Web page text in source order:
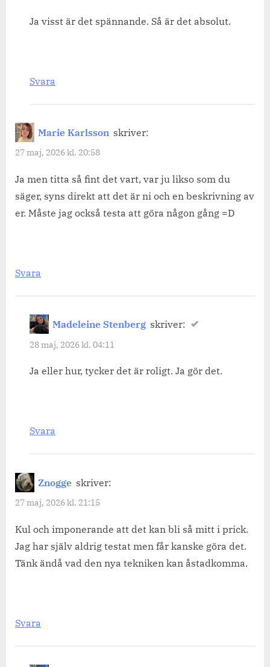
Ja visst är det spännande. Så är det absolut.
Svara
Marie Karlsson skriver:
27 maj, 2026 kl. 20:58
Ja men titta så fint det vart, var ju likso som du
säger, syns direkt att det är ni och en beskrivning av
er. Måste jag också testa att göra någon gång =D
Svara
Madeleine Stenberg skriver:
28 maj, 2026 kl. 04:11
Ja eller hur, tycker det är roligt. Ja gör det.
Svara
Znogge skriver:
27 maj, 2026 kl. 21:15
Kul och imponerande att det kan bli så mitt i prick.
Jag har själv aldrig testat men får kanske göra det.
Tänk ändå vad den nya tekniken kan åstadkomma.
Svara